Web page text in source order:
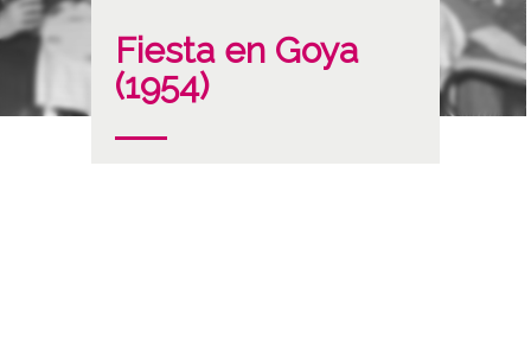
Fiesta en Goya
(1954)